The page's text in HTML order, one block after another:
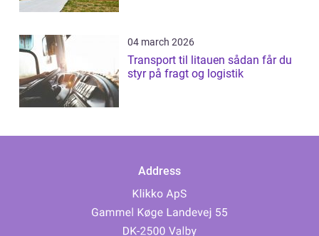
04 march 2026
Transport til litauen sådan får du
styr på fragt og logistik
Address